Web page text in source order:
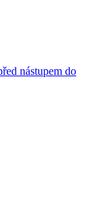
nástupem do